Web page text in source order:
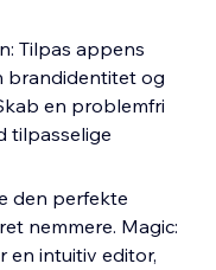
Tilpas appens
brandidentitet og
en problemfri
tilpasselige
den perfekte
nemmere. Magic:
en intuitiv editor,